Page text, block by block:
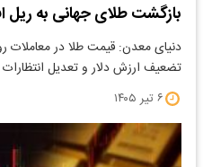
بازگشت طلای جهانی به
دنیای معدن: قیمت طلا در معاملات
تضعیف ارزش دلار و تعدیل
۶ تیر ۱۴۰۵